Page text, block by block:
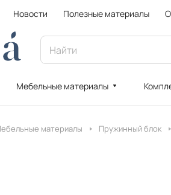
Новости Полезные материалы
Мебельные материалы
материалы Пружинный блок